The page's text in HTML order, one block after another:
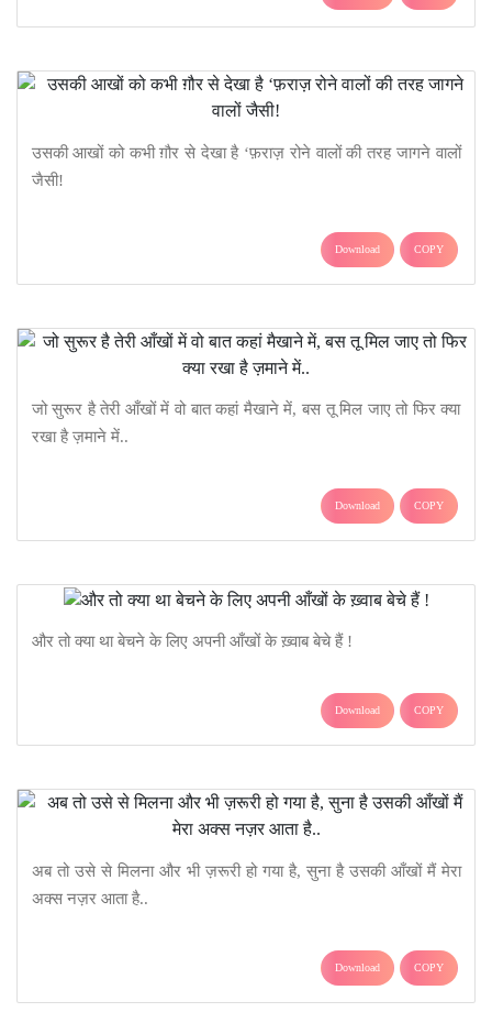
उसकी आखों को कभी ग़ौर से देखा है ‘फ़राज़ रोने वालों की तरह जागने वालों
जैसी!
Download COPY
जो सुरूर है तेरी आँखों में वो बात कहां मैखाने में, बस तू मिल जाए तो फिर क्या
रखा है ज़माने में..
Download COPY
और तो क्या था बेचने के लिए अपनी आँखों के ख़्वाब बेचे हैं !
Download COPY
अब तो उसे से मिलना और भी ज़रूरी हो गया है, सुना है उसकी आँखों मैं मेरा
अक्स नज़र आता है..
Download COPY